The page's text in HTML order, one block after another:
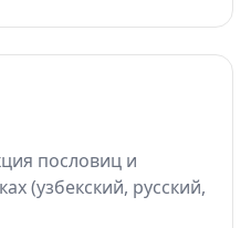
пословиц и
(узбекский, русский,